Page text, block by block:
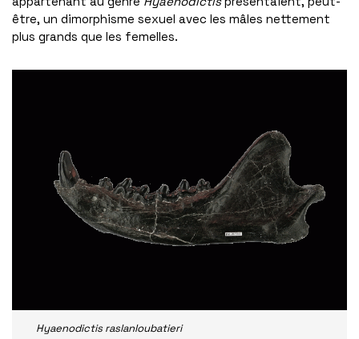
être, un dimorphisme sexuel avec les mâles nettement
plus grands que les femelles.
Hyaenodictis raslanloubatieri